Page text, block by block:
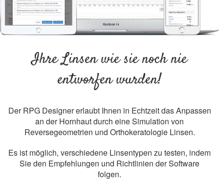
Ihre Linsen wie sie noch nie
entworfen wurden!
Der RPG Designer erlaubt Ihnen in Echtzeit das Anpassen
an der Hornhaut durch eine Simulation von
Reversegeometrien und Orthokeratologie Linsen.
Es ist möglich, verschiedene Linsentypen zu testen, indem
Sie den Empfehlungen und Richtlinien der Software
folgen.